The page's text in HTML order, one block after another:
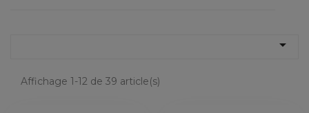

Affichage 1-12 de 39 article(s)